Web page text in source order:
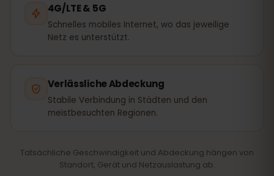
4G/LTE & 5G
Schnelles mobiles Internet, wo das jeweilige
Netz es unterstützt.
Verlässliche Abdeckung
Stabile Verbindung in Städten und den
meistbesuchten Regionen.
Tatsächliche Geschwindigkeit und Abdeckung hängen von
Standort, Gerät und Netzauslastung ab.